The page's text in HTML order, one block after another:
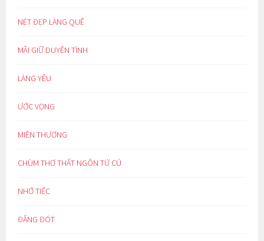
NÉT ĐẸP LÀNG QUÊ
MÃI GIỮ DUYÊN TÌNH
LÀNG YÊU
ƯỚC VỌNG
MIỀN THƯƠNG
CHÙM THƠ THẤT NGÔN TỨ CÚ
NHỚ TIẾC
ĐẮNG ĐÓT